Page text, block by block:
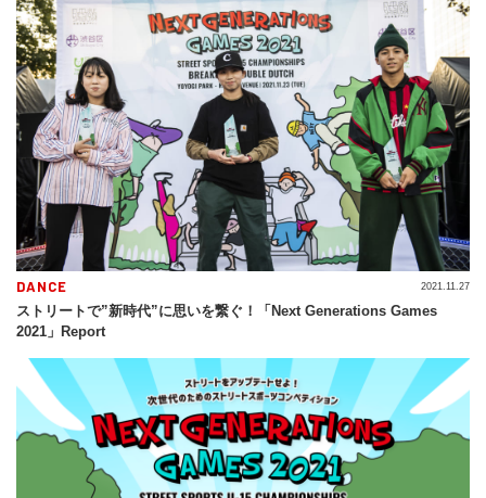
DANCE
ストリートで”新時代”に思いを繋ぐ！「Next Generations Games
2021」Report
2021.11.27